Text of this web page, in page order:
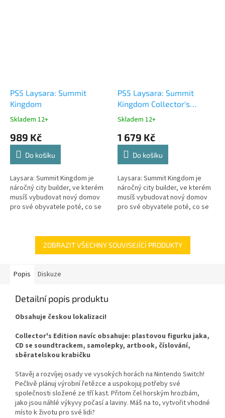
PS5 Laysara: Summit
Kingdom
Skladem 12+
989 Kč
Do košíku
Laysara: Summit Kingdom je
náročný city builder, ve kterém
musíš vybudovat nový domov
pro své obyvatele poté, co se
PS5 Laysara: Summit
Kingdom Collector's
Edition
Skladem 12+
1 679 Kč
Do košíku
Laysara: Summit Kingdom je
náročný city builder, ve kterém
musíš vybudovat nový domov
pro své obyvatele poté, co se
ZOBRAZIT VŠECHNY SOUVISEJÍCÍ PRODUKTY
Popis Diskuze
Detailní popis produktu
Obsahuje českou lokalizaci!
Collector's Edition navíc obsahuje: plastovou figurku jaka,
CD se soundtrackem, samolepky, artbook, číslování,
sběratelskou krabičku
Stavěj a rozvíjej osady ve vysokých horách na Nintendo Switch!
Pečlivě plánuj výrobní řetězce a uspokojuj potřeby své
společnosti složené ze tří kast. Přitom čel horským hrozbám,
jako jsou náhlé výkyvy počasí a laviny. Máš na to, vytvořit vhodné
místo k životu pro své lidi?